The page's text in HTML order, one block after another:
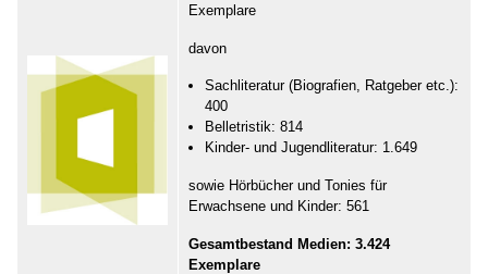
Exemplare
davon
Sachliteratur (Biografien, Ratgeber etc.):
400
Belletristik: 814
Kinder- und Jugendliteratur: 1.649
sowie Hörbücher und Tonies für
Erwachsene und Kinder: 561
Gesamtbestand Medien: 3.424
Exemplare